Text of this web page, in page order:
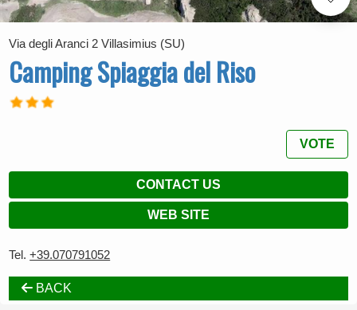
Via degli Aranci 2 Villasimius (SU)
Camping Spiaggia del Riso
VOTE
CONTACT US
WEB SITE
Tel.+39.070791052
BACK